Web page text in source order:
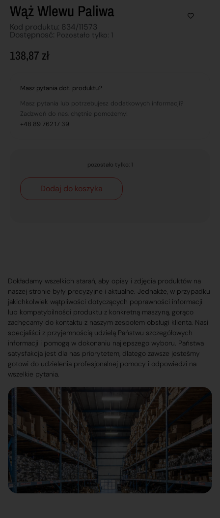
Wąż Wlewu Paliwa
Kod produktu: 834/11573
Dostępnosć: Pozostało tylko: 1
138,87 zł
Masz pytania dot. produktu?
Masz pytania lub potrzebujesz dodatkowych informacji?
Zadzwoń do nas, chętnie pomożemy!
+48 89 762 17 39
pozostało tylko: 1
Dodaj do koszyka
Dokładamy wszelkich starań, aby opisy i zdjęcia produktów na
naszej stronie były precyzyjne i aktualne. Jednakże, w przypadku
jakichkolwiek wątpliwości dotyczących poprawności informacji
lub kompatybilności produktu z konkretną maszyną, gorąco
zachęcamy do kontaktu z naszym zespołem obsługi klienta. Nasi
specjaliści z przyjemnością udzielą Państwu szczegółowych
informacji i pomogą w dokonaniu najlepszego wyboru. Państwa
satysfakcja jest dla nas priorytetem, dlatego zawsze jesteśmy
gotowi do udzielenia profesjonalnej pomocy i odpowiedzi na
wszelkie pytania.